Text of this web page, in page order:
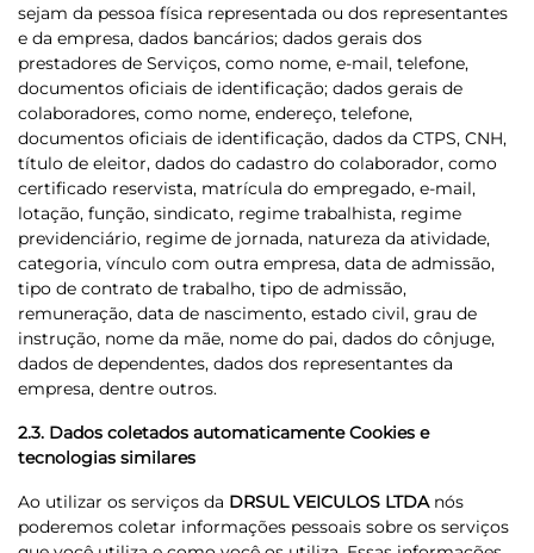
sejam da pessoa física representada ou dos representantes
e da empresa, dados bancários; dados gerais dos
prestadores de Serviços, como nome, e-mail, telefone,
documentos oficiais de identificação; dados gerais de
colaboradores, como nome, endereço, telefone,
documentos oficiais de identificação, dados da CTPS, CNH,
título de eleitor, dados do cadastro do colaborador, como
certificado reservista, matrícula do empregado, e-mail,
lotação, função, sindicato, regime trabalhista, regime
previdenciário, regime de jornada, natureza da atividade,
categoria, vínculo com outra empresa, data de admissão,
tipo de contrato de trabalho, tipo de admissão,
remuneração, data de nascimento, estado civil, grau de
instrução, nome da mãe, nome do pai, dados do cônjuge,
dados de dependentes, dados dos representantes da
empresa, dentre outros.
2.3. Dados coletados automaticamente Cookies e
tecnologias similares
Ao utilizar os serviços da DRSUL VEICULOS LTDAnós
poderemos coletar informações pessoais sobre os serviços